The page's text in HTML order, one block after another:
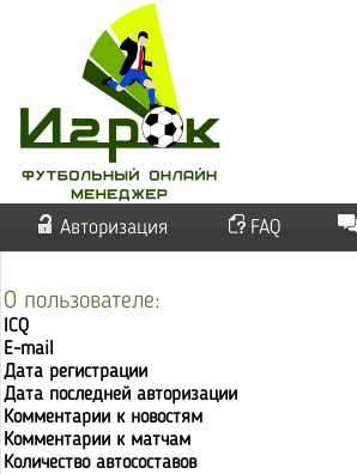
Авторизация FAQ
О пользователе:
ICQ
E-mail
Дата регистрации
Дата последней авторизации
Комментарии к новостям
Комментарии к матчам
Количество автосоставов